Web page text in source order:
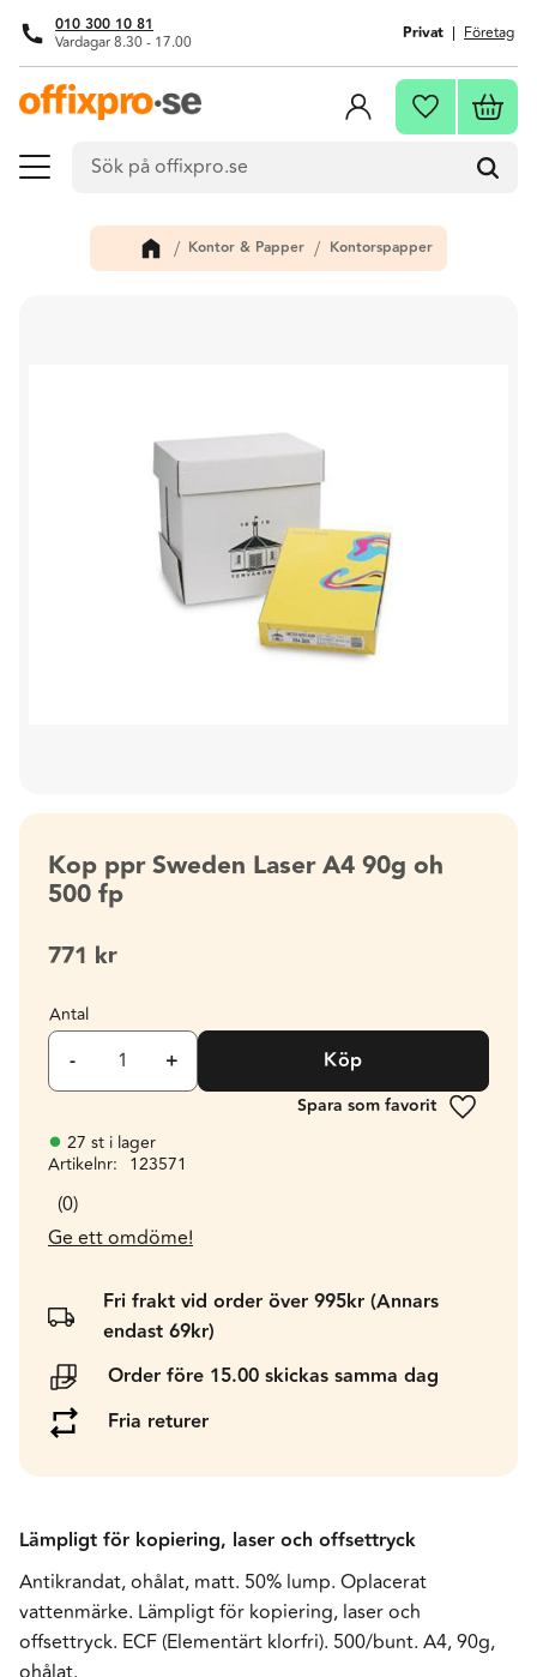
Meny
010 300 10 81
Vardagar 8.30 - 17.00 Privat Företag
Favoriter
Kontor & Papper Kontorspapper
Kop ppr Sweden Laser A4 90g oh
500 fp
771 kr
Antal
+
- Köp
Lägg till
27 st i lager
Artikelnr
123571
0
Ge ett omdöme!
Fri frakt vid order över 995kr (Annars
endast 69kr)
Order före 15.00 skickas samma dag
Fria returer
Lämpligt för kopiering, laser och offsettryck
Antikrandat, ohålat, matt. 50% lump. Oplacerat
vattenmärke. Lämpligt för kopiering, laser och
offsettryck. ECF (Elementärt klorfri). 500/bunt. A4, 90g,